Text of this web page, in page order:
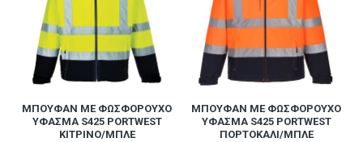
MΠΟΥΦΆΝ ΜΕ ΦΩΣΦΟΡΟΎΧΟ
ΎΦΑΣΜΑ S425 PORTWEST
ΚΊΤΡΙΝΟ/ΜΠΛΕ
MΠΟΥΦΆΝ ΜΕ ΦΩΣΦΟΡΟΎΧΟ
ΎΦΑΣΜΑ S425 PORTWEST
ΠΟΡΤΟΚΑΛΊ/ΜΠΛΕ